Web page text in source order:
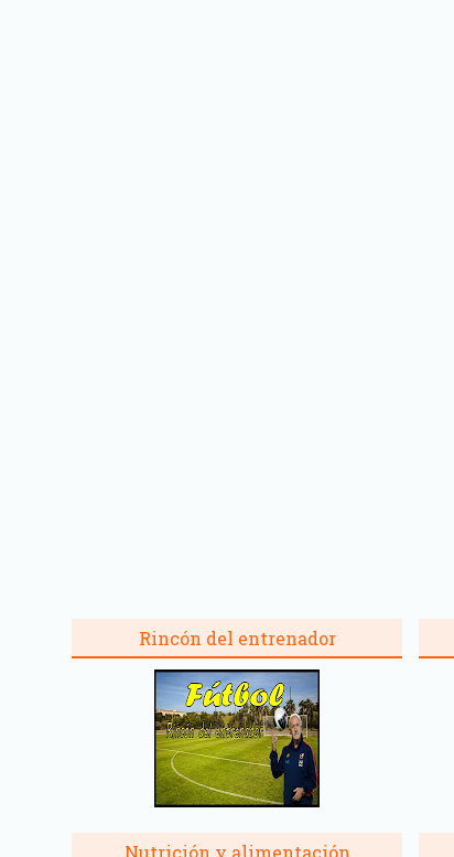
Rincón del entrenador
Nutrición y alimentación